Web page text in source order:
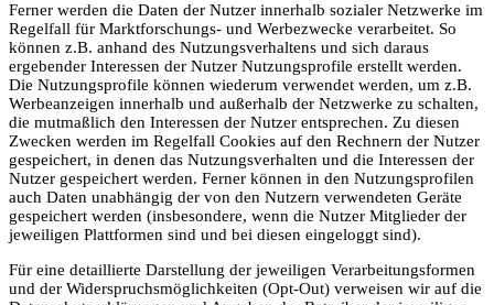
Ferner werden die Daten der Nutzer innerhalb sozialer Netzwerke im
Regelfall für Marktforschungs- und Werbezwecke verarbeitet. So
können z.B. anhand des Nutzungsverhaltens und sich daraus
ergebender Interessen der Nutzer Nutzungsprofile erstellt werden.
Die Nutzungsprofile können wiederum verwendet werden, um z.B.
Werbeanzeigen innerhalb und außerhalb der Netzwerke zu schalten,
die mutmaßlich den Interessen der Nutzer entsprechen. Zu diesen
Zwecken werden im Regelfall Cookies auf den Rechnern der Nutzer
gespeichert, in denen das Nutzungsverhalten und die Interessen der
Nutzer gespeichert werden. Ferner können in den Nutzungsprofilen
auch Daten unabhängig der von den Nutzern verwendeten Geräte
gespeichert werden (insbesondere, wenn die Nutzer Mitglieder der
jeweiligen Plattformen sind und bei diesen eingeloggt sind).
Für eine detaillierte Darstellung der jeweiligen Verarbeitungsformen
und der Widerspruchsmöglichkeiten (Opt-Out) verweisen wir auf die